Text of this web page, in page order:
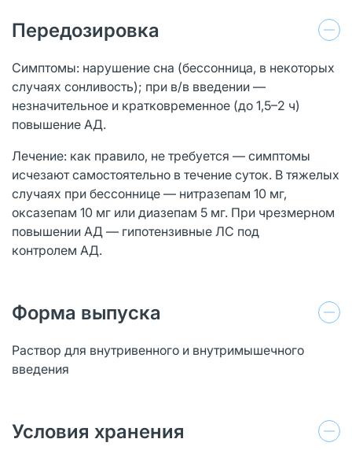
Передозировка
Симптомы: нарушение сна (бессонница, в некоторых
случаях сонливость); при в/в введении —
незначительное и кратковременное (до 1,5–2 ч)
повышение АД.
Лечение: как правило, не требуется — симптомы
исчезают самостоятельно в течение суток. В тяжелых
случаях при бессоннице — нитразепам 10 мг,
оксазепам 10 мг или диазепам 5 мг. При чрезмерном
повышении АД — гипотензивные ЛС под
контролем АД.
Форма выпуска
Раствор для внутривенного и внутримышечного
введения
Условия хранения